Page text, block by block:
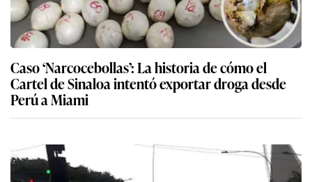
Caso ‘Narcocebollas’: La historia de cómo el
Cartel de Sinaloa intentó exportar droga desde
Perú a Miami